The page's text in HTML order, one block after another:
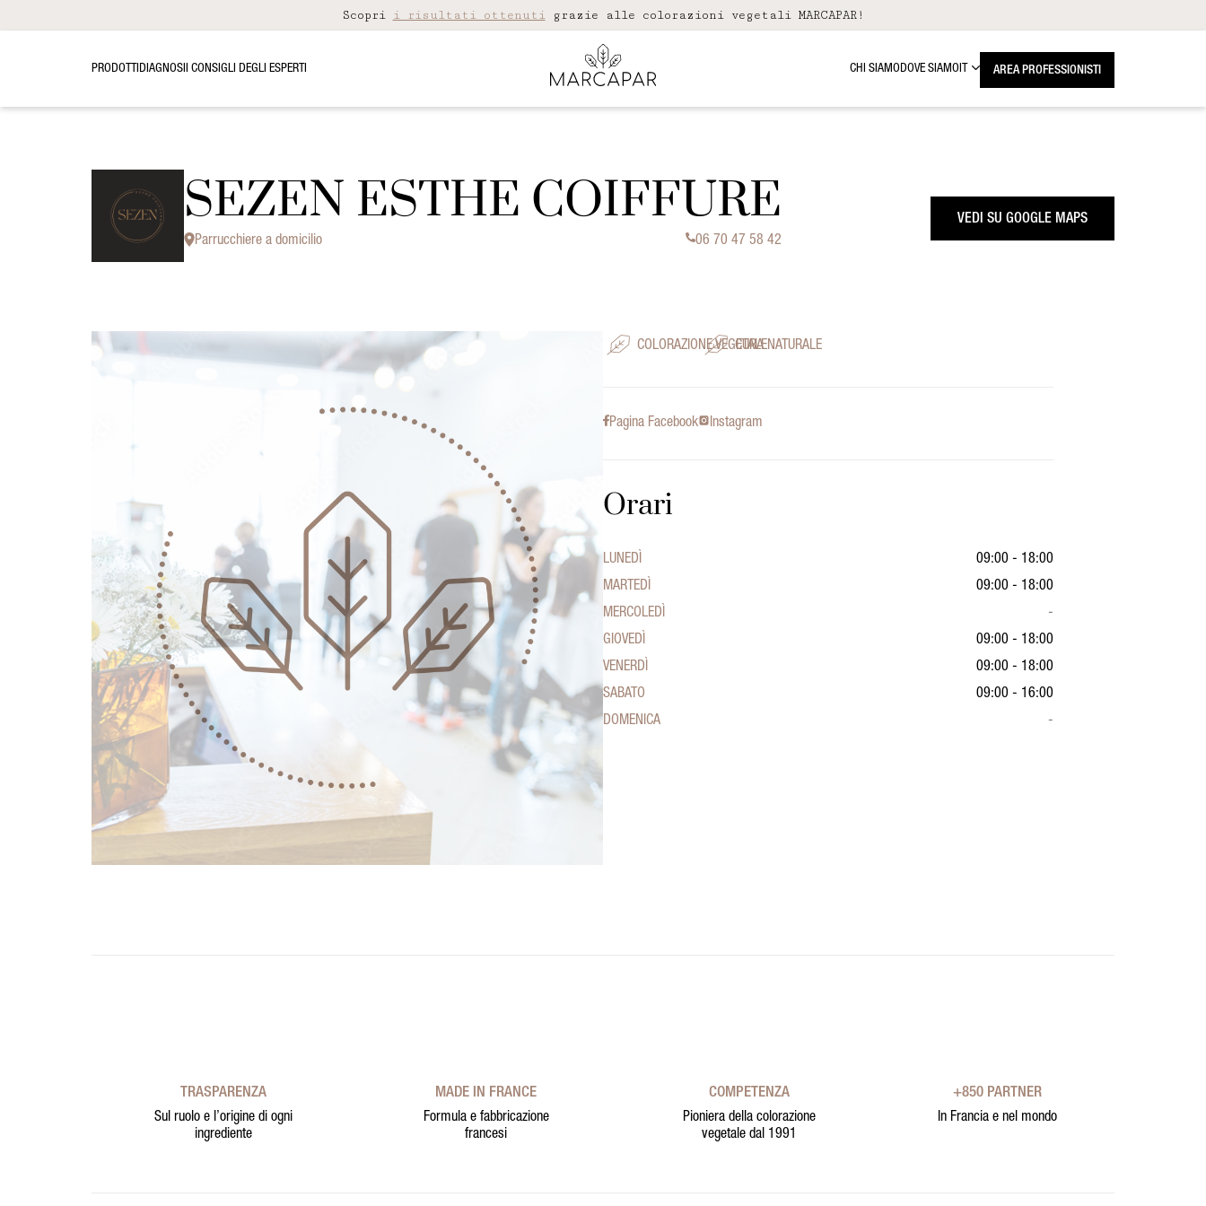
Scopri i risultati ottenutigrazie alle colorazioni vegetali MARCAPAR!
PRODOTTIDIAGNOSII CONSIGLI DEGLI ESPERTI CHI SIAMODOVE SIAMOIT AREA PROFESSIONISTI
SEZEN ESTHE COIFFURE
Parrucchiere a domicilio 06 70 47 58 42
VEDI SU GOOGLE MAPS
COLORAZIONE VEGETALECURA NATURALE
Pagina Facebook Instagram
Orari
LUNEDÌ
09:00 - 18:00
MARTEDÌ
09:00 - 18:00
MERCOLEDÌ
-
GIOVEDÌ
09:00 - 18:00
VENERDÌ
09:00 - 18:00
SABATO
09:00 - 16:00
DOMENICA
-
TRASPARENZA
Sul ruolo e l’origine di ogni
ingrediente
MADE IN FRANCE
Formula e fabbricazione
francesi
COMPETENZA
Pioniera della colorazione
vegetale dal 1991
+850 PARTNER
In Francia e nel mondo